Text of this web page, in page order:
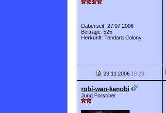
Dabei seit: 27.07.2006
Beiträge: 525
Herkunft: Tendara Colony
23.11.2006 19:23
robi-wan-kenobi
Jung Forscher